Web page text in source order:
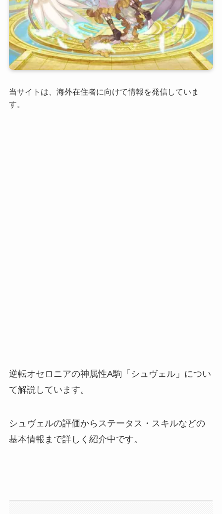
当サイトは、海外在住者に向けて情報を発信していま
す。
逆転オセロニアの神属性A駒「シュヴェル」につい
て解説しています。
シュヴェルの評価からステータス・スキルなどの
基本情報まで詳しく紹介中です。